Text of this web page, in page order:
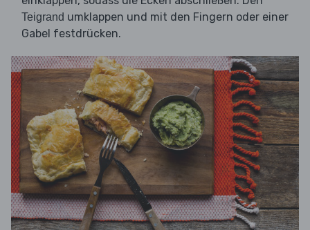
Teigrand umklappen und mit den Fingern oder einer
Gabel festdrücken.